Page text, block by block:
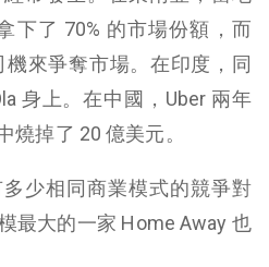
下了 70% 的市場份額，而
來爭奪市場。在印度，同
身上。在中國，Uber 兩年
燒掉了 20 億美元。
少相同商業模式的競爭對
最大的一家 Home Away 也